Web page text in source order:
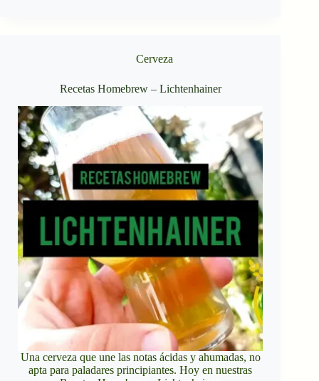
Cerveza
Recetas Homebrew – Lichtenhainer
Una cerveza que une las notas ácidas y ahumadas, no
apta para paladares principiantes. Hoy en nuestras